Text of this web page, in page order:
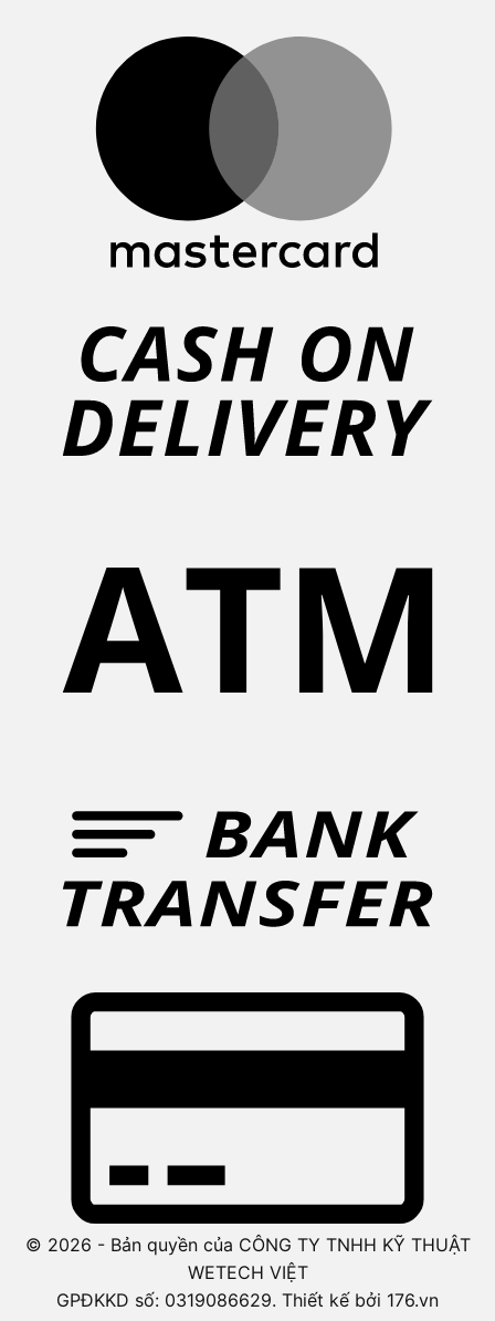
© 2026 - Bản quyền của CÔNG TY TNHH KỸ THUẬT
WETECH VIỆT
GPĐKKD số: 0319086629. Thiết kế bởi 176.vn